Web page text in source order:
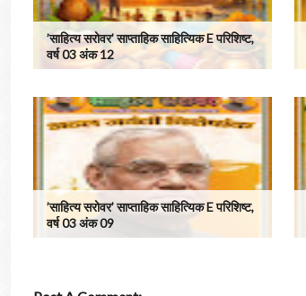
’साहित्य सरोवर’ साप्ताहिक साहित्यिक E परिशिष्ट,
वर्ष 03 अंक 12
’साहित्य सरोवर’ साप्ताहिक साहित्यिक E परिशिष्ट,
वर्ष 03 अंक 09